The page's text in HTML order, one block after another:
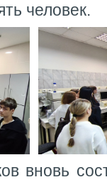
человек.
вновь